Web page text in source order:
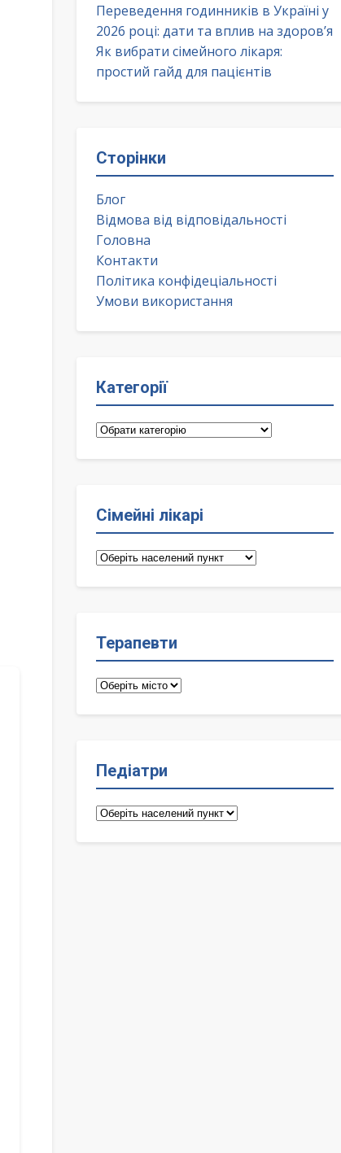
Переведення годинників в Україні у
2026 році: дати та вплив на здоров’я
Як вибрати сімейного лікаря:
простий гайд для пацієнтів
Сторінки
Блог
Відмова від відповідальності
Головна
Контакти
Політика конфідеціальності
Умови використання
Категорії
Категорії
Сімейні лікарі
Сімейні
Терапевти
Терапевти
Педіатри
Педіатри